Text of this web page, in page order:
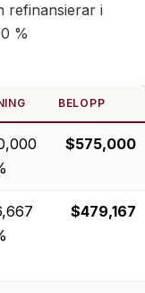
refinansierar i
%
BELOPP
$575,000
$479,167